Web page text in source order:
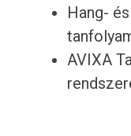
Hang-
AVIXA